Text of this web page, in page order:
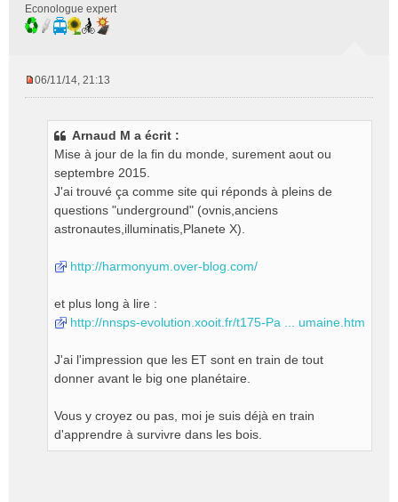
Econologue expert
06/11/14, 21:13
Arnaud M a écrit :
Mise à jour de la fin du monde, surement aout ou
septembre 2015.
J'ai trouvé ça comme site qui réponds à pleins de
questions "underground" (ovnis,anciens
astronautes,illuminatis,Planete X).
http://harmonyum.over-blog.com/
et plus long à lire :
http://nnsps-evolution.xooit.fr/t175-Pa ... umaine.htm
J'ai l'impression que les ET sont en train de tout
donner avant le big one planétaire.
Vous y croyez ou pas, moi je suis déjà en train
d'apprendre à survivre dans les bois.